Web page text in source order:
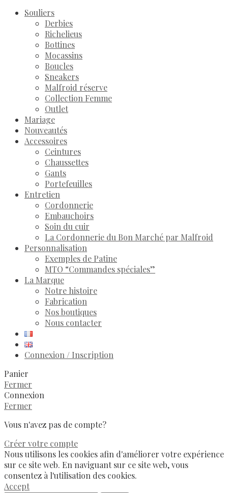
Souliers
Derbies
Richelieus
Bottines
Mocassins
Boucles
Sneakers
Malfroid réserve
Collection Femme
Outlet
Mariage
Nouveautés
Accessoires
Ceintures
Chaussettes
Gants
Portefeuilles
Entretien
Cordonnerie
Embauchoirs
Soin du cuir
La Cordonnerie du Bon Marché par Malfroid
Personnalisation
Exemples de Patine
MTO “Commandes spéciales”
La Marque
Notre histoire
Fabrication
Nos boutiques
Nous contacter
Connexion / Inscription
Panier
Fermer
Connexion
Fermer
Vous n'avez pas de compte?
Créer votre compte
Nous utilisons les cookies afin d'améliorer votre expérience
sur ce site web. En naviguant sur ce site web, vous
consentez à l'utilisation des cookies.
Accept